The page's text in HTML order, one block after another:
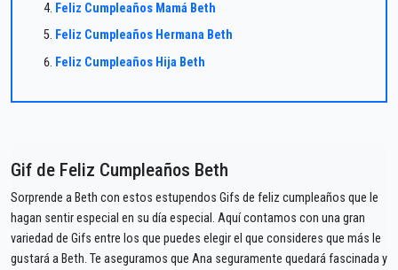
Feliz Cumpleaños Mamá Beth
Feliz Cumpleaños Hermana Beth
Feliz Cumpleaños Hija Beth
Gif de Feliz Cumpleaños Beth
Sorprende a Beth con estos estupendos Gifs de feliz cumpleaños que le
hagan sentir especial en su día especial. Aquí contamos con una gran
variedad de Gifs entre los que puedes elegir el que consideres que más le
gustará a Beth. Te aseguramos que Ana seguramente quedará fascinada y